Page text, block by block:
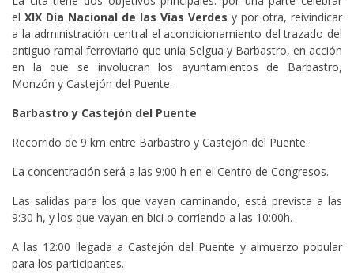
el XIX Día Nacional de las Vías Verdes y por otra, reivindicar
a la administración central el acondicionamiento del trazado del
antiguo ramal ferroviario que unía Selgua y Barbastro, en acción
en la que se involucran los ayuntamientos de Barbastro,
Monzón y Castejón del Puente.
Barbastro y Castejón del Puente
Recorrido de 9 km entre Barbastro y Castejón del Puente.
La concentración será a las 9:00 h en el Centro de Congresos.
Las salidas para los que vayan caminando, está prevista a las
9:30 h, y los que vayan en bici o corriendo a las 10:00h.
A las 12:00 llegada a Castejón del Puente y almuerzo popular
para los participantes.